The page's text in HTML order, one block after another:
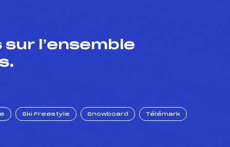
l’ensemble
Ski Freestyle Snowboard Télémark